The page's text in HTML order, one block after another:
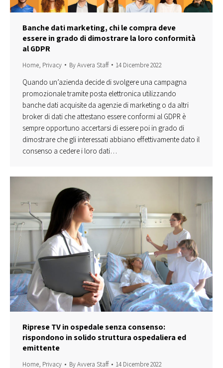
Banche dati marketing, chi le compra deve
essere in grado di dimostrare la loro conformità
al GDPR
Home, Privacy ByAvvera Staff 14 Dicembre 2022
Quando un’azienda decide di svolgere una campagna
promozionale tramite posta elettronica utilizzando
banche dati acquisite da agenzie di marketing o da altri
broker di dati che attestano essere conformi al GDPR è
sempre opportuno accertarsi di essere poi in grado di
dimostrare che gli interessati abbiano effettivamente dato il
consenso a cedere i loro dati…
Riprese TV in ospedale senza consenso:
rispondono in solido struttura ospedaliera ed
emittente
Home, Privacy ByAvvera Staff 14 Dicembre 2022